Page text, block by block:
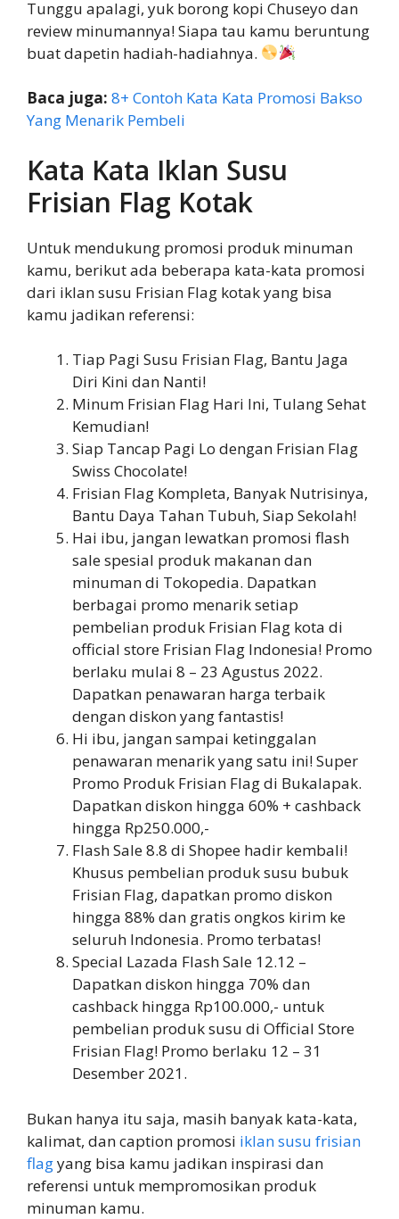
Tunggu apalagi, yuk borong kopi Chuseyo dan
review minumannya! Siapa tau kamu beruntung
buat dapetin hadiah-hadiahnya.
Baca juga: 8+ Contoh Kata Kata Promosi Bakso
Yang Menarik Pembeli
Kata Kata Iklan Susu
Frisian Flag Kotak
Untuk mendukung promosi produk minuman
kamu, berikut ada beberapa kata-kata promosi
dari iklan susu Frisian Flag kotak yang bisa
kamu jadikan referensi:
Tiap Pagi Susu Frisian Flag, Bantu Jaga
Diri Kini dan Nanti!
Minum Frisian Flag Hari Ini, Tulang Sehat
Kemudian!
Siap Tancap Pagi Lo dengan Frisian Flag
Swiss Chocolate!
Frisian Flag Kompleta, Banyak Nutrisinya,
Bantu Daya Tahan Tubuh, Siap Sekolah!
Hai ibu, jangan lewatkan promosi flash
sale spesial produk makanan dan
minuman di Tokopedia. Dapatkan
berbagai promo menarik setiap
pembelian produk Frisian Flag kota di
official store Frisian Flag Indonesia! Promo
berlaku mulai 8 – 23 Agustus 2022.
Dapatkan penawaran harga terbaik
dengan diskon yang fantastis!
Hi ibu, jangan sampai ketinggalan
penawaran menarik yang satu ini! Super
Promo Produk Frisian Flag di Bukalapak.
Dapatkan diskon hingga 60% + cashback
hingga Rp250.000,-
Flash Sale 8.8 di Shopee hadir kembali!
Khusus pembelian produk susu bubuk
Frisian Flag, dapatkan promo diskon
hingga 88% dan gratis ongkos kirim ke
seluruh Indonesia. Promo terbatas!
Special Lazada Flash Sale 12.12 –
Dapatkan diskon hingga 70% dan
cashback hingga Rp100.000,- untuk
pembelian produk susu di Official Store
Frisian Flag! Promo berlaku 12 – 31
Desember 2021.
Bukan hanya itu saja, masih banyak kata-kata,
kalimat, dan caption promosi iklan susu frisian
flagyang bisa kamu jadikan inspirasi dan
referensi untuk mempromosikan produk
minuman kamu.